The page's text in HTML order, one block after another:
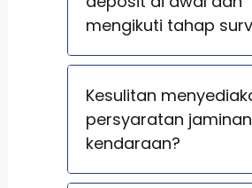
mengikuti tahap
Kesulitan
persyaratan jaminan
kendaraan?